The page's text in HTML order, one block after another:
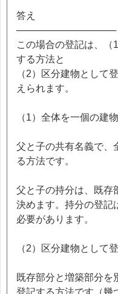
答え
───────────────
この場合の登記は、（
する方法と
（2）区分建物として
えられます。
（1）全体を一個の建
父と子の共有名義で、
る方法です。
父と子の持分は、既存
決めます。持分の登記
必要があります。
（2）区分建物として
既存部分と増築部分を